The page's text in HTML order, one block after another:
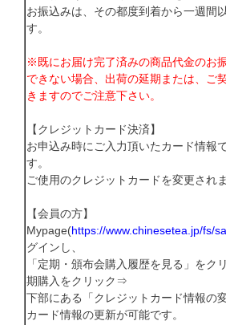
お振込みは、その都度到着から一週間
す。
※既にお届け完了済みの商品代金のお
できない場合、出荷の延期または、ご
きますのでご注意下さい。
【クレジットカード決済】
お申込み時にご入力頂いたカード情報
す。
ご使用のクレジットカードを変更され
【会員の方】
Mypage(https://www.chinesetea.jp/fs/
グインし、
「定期・頒布会購入履歴を見る」を
期購入をクリック⇒
下部にある「クレジットカード情報の
カード情報の更新が可能です。